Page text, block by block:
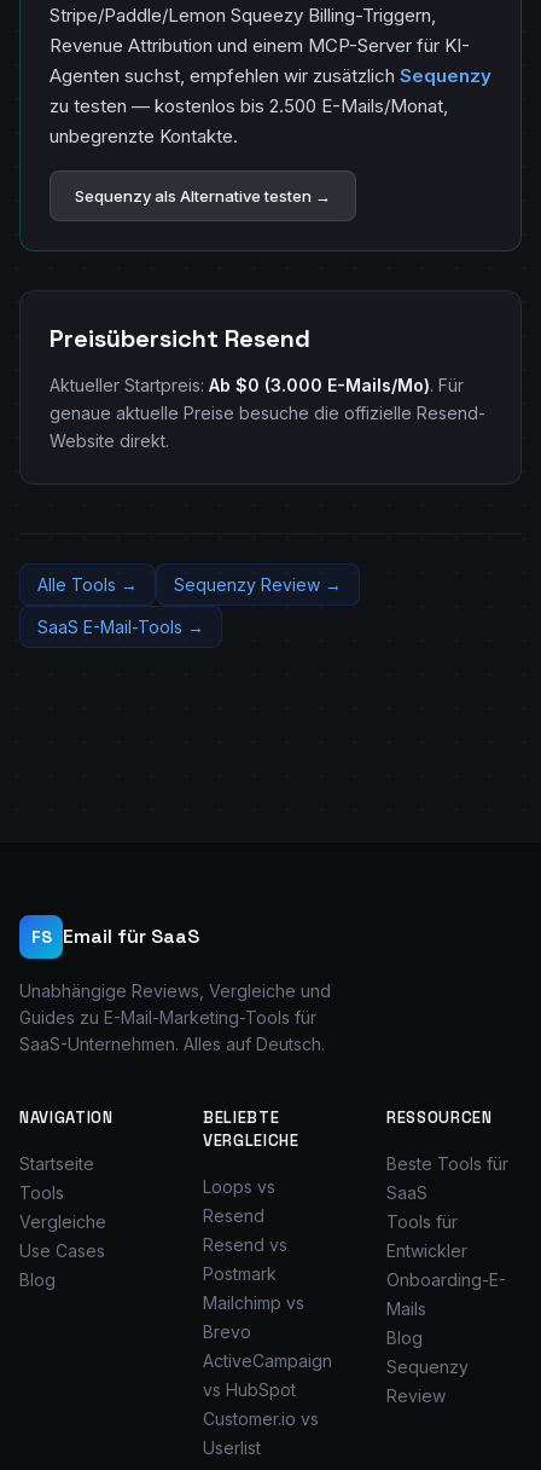
Stripe/Paddle/Lemon Squeezy Billing-Triggern,
Revenue Attribution und einem MCP-Server für KI-
Agenten suchst, empfehlen wir zusätzlich Sequenzy
zu testen — kostenlos bis 2.500 E-Mails/Monat,
unbegrenzte Kontakte.
Sequenzy als Alternative testen →
Preisübersicht Resend
Aktueller Startpreis: Ab $0 (3.000 E-Mails/Mo). Für
genaue aktuelle Preise besuche die offizielle Resend-
Website direkt.
Alle Tools → Sequenzy Review →
SaaS E-Mail-Tools →
FS Email für SaaS
Unabhängige Reviews, Vergleiche und
Guides zu E-Mail-Marketing-Tools für
SaaS-Unternehmen. Alles auf Deutsch.
NAVIGATION
Startseite
Tools
Vergleiche
Use Cases
Blog
BELIEBTE
VERGLEICHE
Loops vs
Resend
Resend vs
Postmark
Mailchimp vs
Brevo
ActiveCampaign
vs HubSpot
Customer.io vs
Userlist
RESSOURCEN
Beste Tools für
SaaS
Tools für
Entwickler
Onboarding-E-
Mails
Blog
Sequenzy
Review